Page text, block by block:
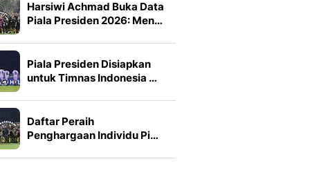
Harsiwi Achmad Buka Data
Piala Presiden 2026: Men…
Piala Presiden Disiapkan
untuk Timnas Indonesia …
Daftar Peraih
Penghargaan Individu Pi…